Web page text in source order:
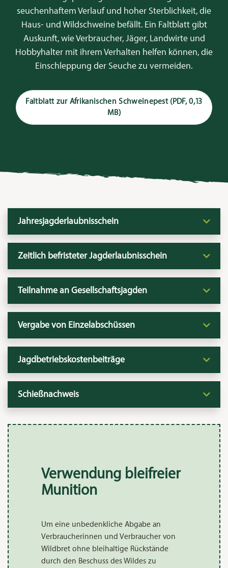
seuchenhaftem Verlauf und hoher Sterblichkeit, die
Haus- und Wildschweine befällt. Ein Faltblatt gibt
Auskunft, wie Verbraucher, Jäger, Landwirte und
Hobbyhalter mit ihrem Verhalten helfen können, die
Einschleppung der Seuche zu vermeiden.
Faltblatt zur Afrikanischen Schweinepest(PDF, 0,13
MB)
Jahresjagderlaubnisschein
Zeitlich befristeter Jagderlaubnisschein
Teilnahme an Gesellschaftsjagden
Vergabe von Einzelabschüssen
Jagdbetriebskostenbeiträge
Schießnachweis
Verwendung bleifreier
Munition
Um eine unbedenkliche Abgabe an
Verbraucherinnen und Verbraucher von
Wildbret ohne bleihaltige Rückstände
durch den Beschuss des Wildes zu